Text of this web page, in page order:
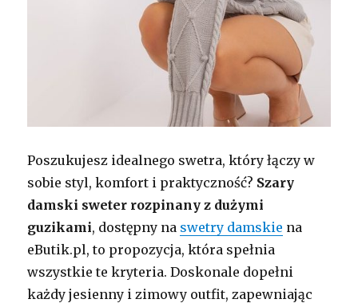
Poszukujesz idealnego swetra, który łączy w
sobie styl, komfort i praktyczność? Szary
damski sweter rozpinany z dużymi
guzikami, dostępny na swetry damskie na
eButik.pl, to propozycja, która spełnia
wszystkie te kryteria. Doskonale dopełni
każdy jesienny i zimowy outfit, zapewniając